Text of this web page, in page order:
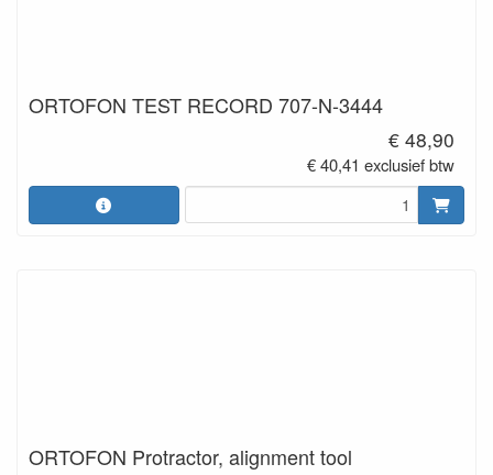
ORTOFON TEST RECORD 707-N-3444
€ 48,90
€ 40,41 exclusief btw
ORTOFON Protractor, alignment tool